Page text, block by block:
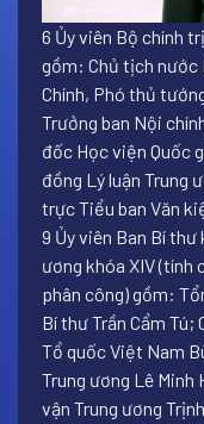
6 Ủy viên Bộ chính
gồm: Chủ tịch nước
Chính, Phó thủ
Trưởng ban Nội
đốc Học viện Quốc
đồng Lý luận Trung
trực Tiểu ban Văn
9 Ủy viên Ban Bí thư
ương khóa XIV (tính
phân công) gồm:
Bí thư Trần Cẩm Tú;
Tổ quốc Việt Nam
Trung ương Lê Minh
vận Trung ương